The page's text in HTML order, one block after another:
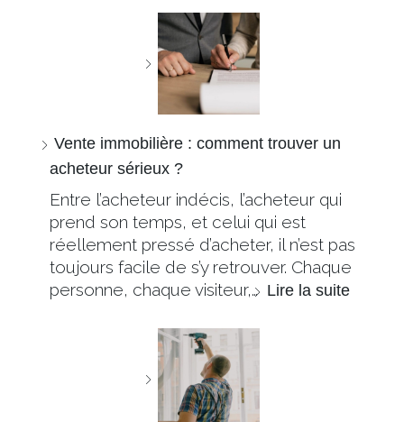
Vente immobilière : comment trouver un
acheteur sérieux ?
Entre l’acheteur indécis, l’acheteur qui
prend son temps, et celui qui est
réellement pressé d’acheter, il n’est pas
toujours facile de s’y retrouver. Chaque
personne, chaque visiteur,… Lire la suite